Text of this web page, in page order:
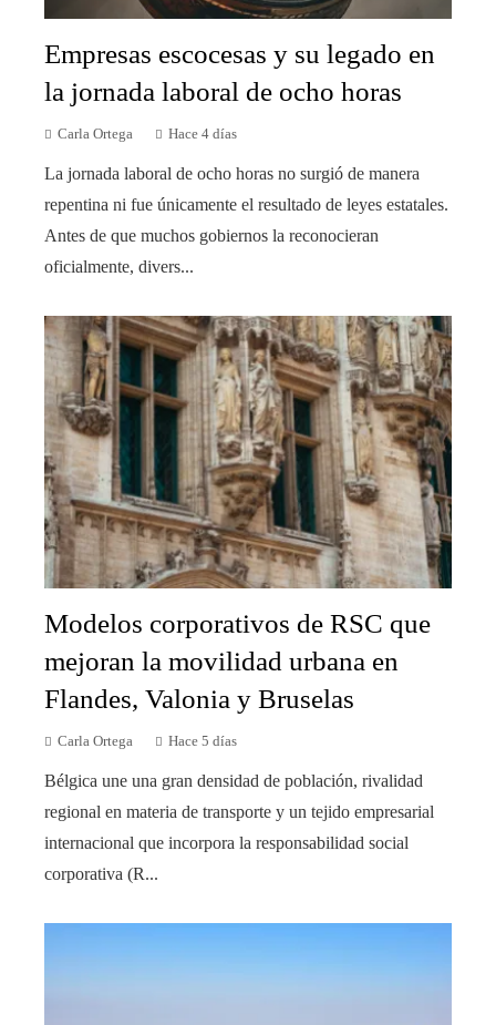
Empresas escocesas y su legado en
la jornada laboral de ocho horas
Carla Ortega Hace 4 días
La jornada laboral de ocho horas no surgió de manera
repentina ni fue únicamente el resultado de leyes estatales.
Antes de que muchos gobiernos la reconocieran
oficialmente, divers...
Modelos corporativos de RSC que
mejoran la movilidad urbana en
Flandes, Valonia y Bruselas
Carla Ortega Hace 5 días
Bélgica une una gran densidad de población, rivalidad
regional en materia de transporte y un tejido empresarial
internacional que incorpora la responsabilidad social
corporativa (R...